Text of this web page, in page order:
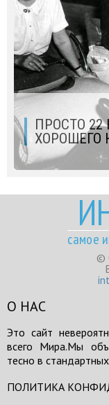
ПРОСТО
ХОРОШЕГО
самое
©
О НАС
Это сайт
всего Мира.Мы
тесно в
ПОЛИТИКА